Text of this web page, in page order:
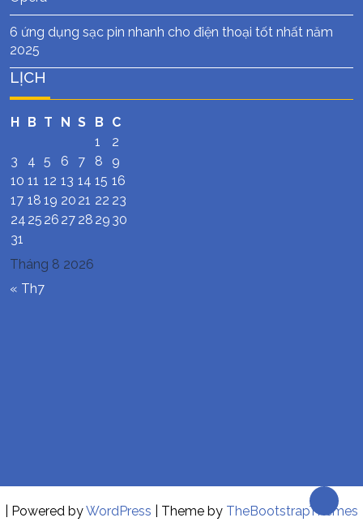
6 ứng dụng sạc pin nhanh cho điện thoại tốt nhất năm
2025
LỊCH
Tháng 8 2026
H B T N S B C
1
2
3
4 5 6 7 8
9
10 11 12 13 14 15 16
17 18 19 20 21 22 23
24 25 26 27 28 29 30
31
« Th7
| Powered byWordPress | Theme by TheBootstrapThemes